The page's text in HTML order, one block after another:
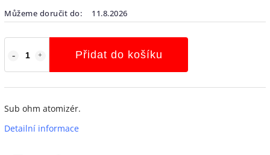
Můžeme doručit do:
11.8.2026
Přidat do košíku
Sub ohm atomizér.
Detailní informace